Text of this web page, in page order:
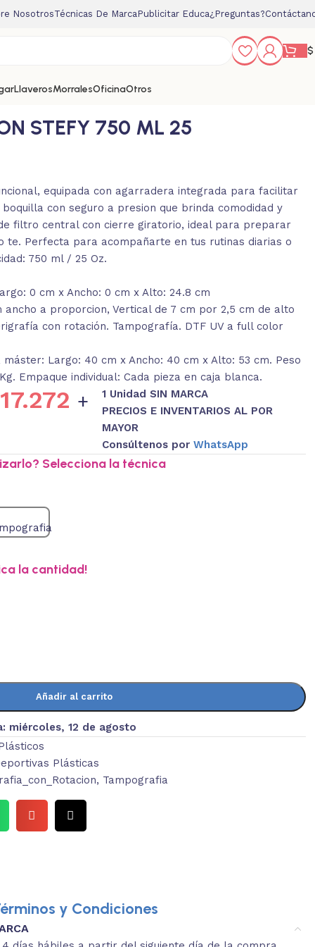
NosotrosTécnicas De MarcaPublicitar Educa¿Preguntas?
$
LlaverosMorralesOficinaOtros
STEFY 750 ML 25
equipada con agarradera integrada para facilitar
con seguro a presion que brinda comodidad y
filtro central con cierre giratorio, ideal para preparar
te. Perfecta para acompañarte en tus rutinas diarias o
750 ml / 25 Oz.
0 cm x Ancho: 0 cm x Alto: 24.8 cm
ancho a proporcion, Vertical de 7 cm por 2,5 cm de alto
con rotación. Tampografía. DTF UV a full color
máster: Largo: 40 cm x Ancho: 40 cm x Alto: 53 cm. Peso
Empaque individual: Cada pieza en caja blanca.
17.272 +
1 Unidad SIN MARCA
PRECIOS E INVENTARIOS AL POR
MAYOR
Consúltenos porWhatsApp
Selecciona la técnica
la cantidad!
Añadir al carrito
miércoles, 12 de agosto
Plásticas
, Tampografia
y medidas aproximadas. 3.
y Condiciones